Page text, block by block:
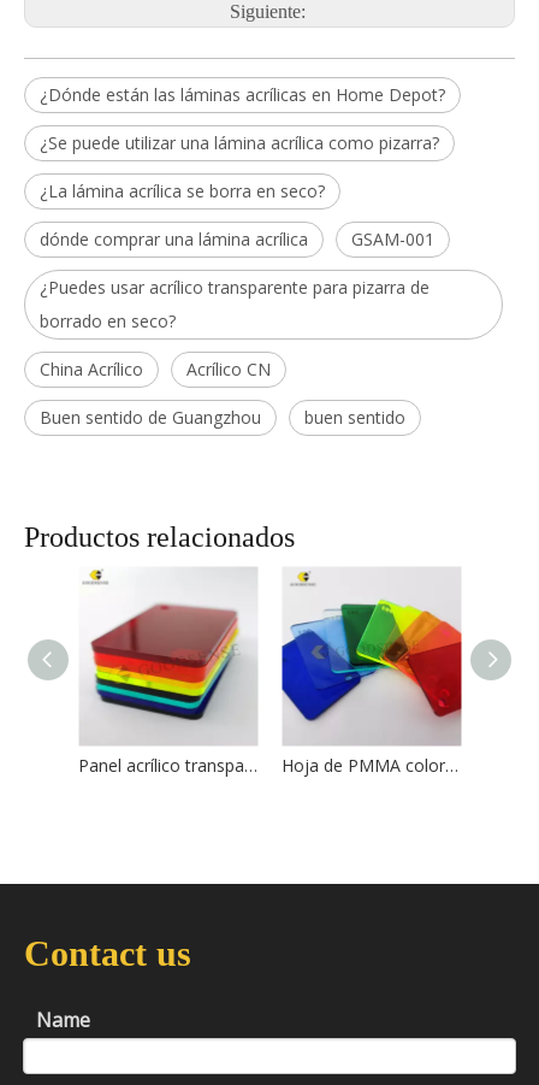
Siguiente:
¿Dónde están las láminas acrílicas en Home Depot?
¿Se puede utilizar una lámina acrílica como pizarra?
¿La lámina acrílica se borra en seco?
dónde comprar una lámina acrílica GSAM-001
¿Puedes usar acrílico transparente para pizarra de
borrado en seco?
China Acrílico Acrílico CN
Buen sentido de Guangzhou buen sentido
Productos relacionados
Panel acrílico transparente Goodsense Hoja de PMMA coloreada Goodsense
Contact us
Name